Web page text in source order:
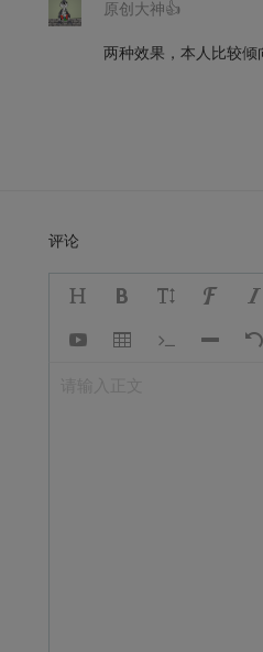
原创大神👍
两种效果，本人比较
评论